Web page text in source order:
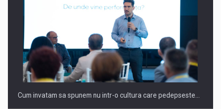
Cum invatam sa spunem nu intr-o cultura care pedepseste…